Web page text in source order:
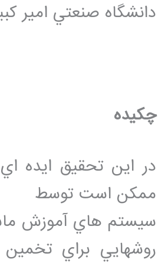
دانشگاه صنعتي امير
چکيده
در اين تحقيق ايده
ممکن است توسط
سيستم هاي آموزش
روشهايي براي تخمين